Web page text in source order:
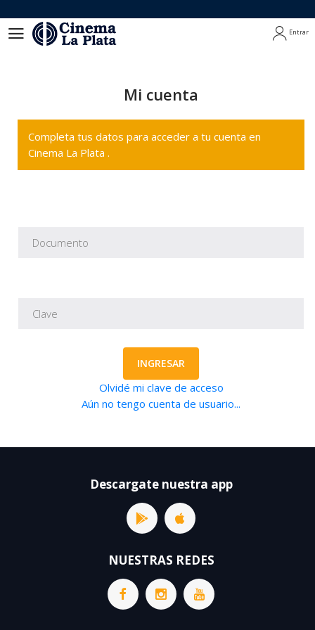
Entrar
Mi cuenta
Completa tus datos para acceder a tu cuenta en
Cinema La Plata .
INGRESAR
Olvidé mi clave de acceso
Aún no tengo cuenta de usuario...
Descargate nuestra app
NUESTRAS REDES